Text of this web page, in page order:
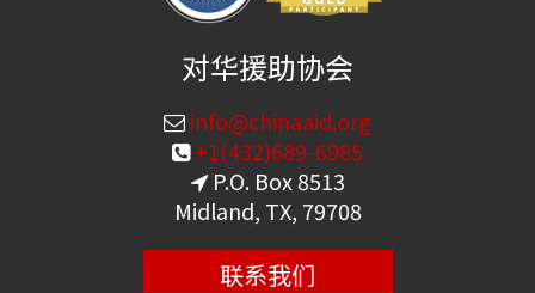
对华援助协会
info@chinaaid.org
+1(432)689-6985
P.O. Box 8513
Midland, TX, 79708
联系我们